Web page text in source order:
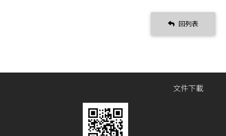
回列表
文件下載